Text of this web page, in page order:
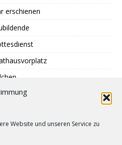
Website und unseren Service zu
erschienen
Tiefenbroich